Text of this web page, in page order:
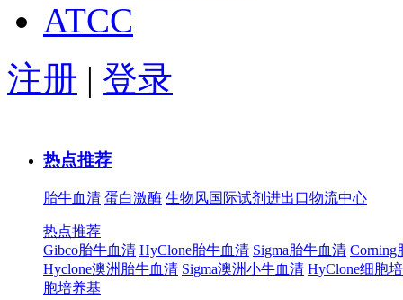
ATCC
注册 | 登录
热点推荐
胎牛血清 蛋白激酶 生物风国际试剂进出口物流中心
热点推荐
Gibco胎牛血清 HyClone胎牛血清 Sigma胎牛血清 Corning
Hyclone澳洲胎牛血清 Sigma澳洲小牛血清 HyClone细胞
胞培养基